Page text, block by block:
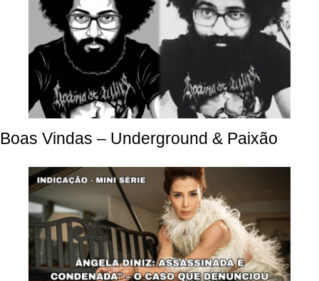
Boas Vindas – Underground & Paixão